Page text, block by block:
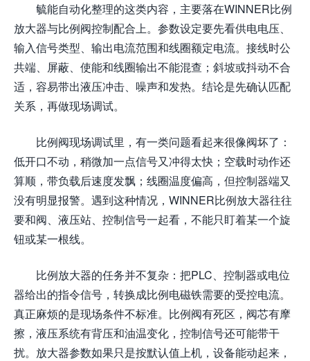
毓能自动化整理的这类内容，主要落在WINNER比例
放大器与比例阀控制配合上。参数设定要先看供电电压、
输入信号类型、输出电流范围和线圈额定电流。接线时公
共端、屏蔽、使能和线圈输出不能混查；斜坡或抖动不合
适，容易带出液压冲击、噪声和发热。结论是先确认匹配
关系，再做现场调试。
比例阀现场调试里，有一类问题看起来很像阀坏了：
低开口不动，稍微加一点信号又冲得太快；空载时动作还
算顺，带负载后速度发飘；线圈温度偏高，但控制器端又
没有明显报警。遇到这种情况，WINNER比例放大器往往
要和阀、液压站、控制信号一起看，不能只盯着某一个旋
钮或某一根线。
比例放大器的任务并不复杂：把PLC、控制器或电位
器给出的指令信号，转换成比例电磁铁需要的受控电流。
真正麻烦的是现场条件不标准。比例阀有死区，阀芯有摩
擦，液压系统有背压和油温变化，控制信号还可能带干
扰。放大器参数如果只是按默认值上机，设备能动起来，